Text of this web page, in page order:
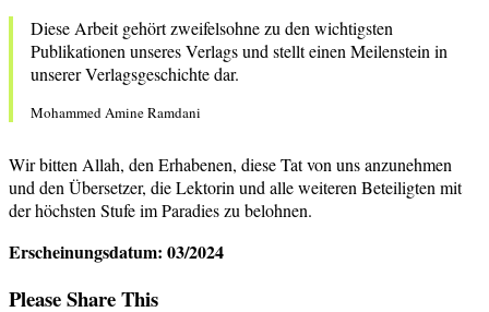
Diese Arbeit gehört zweifelsohne zu den wichtigsten
Publikationen unseres Verlags und stellt einen Meilenstein in
unserer Verlagsgeschichte dar.
Mohammed Amine Ramdani
Wir bitten Allah, den Erhabenen, diese Tat von uns anzunehmen
und den Übersetzer, die Lektorin und alle weiteren Beteiligten mit
der höchsten Stufe im Paradies zu belohnen.
Erscheinungsdatum: 03/2024
Please Share ThisDiesen